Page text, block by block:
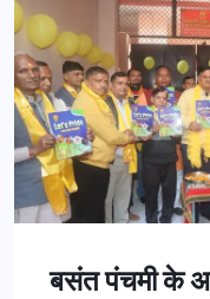
बसंत पंचमी के